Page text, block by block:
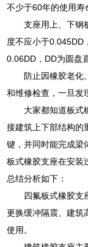
不少于60年的使用寿
支座用上、下钢
度不应小于0.045DD
0.06DD，DD为圆盘
防止因橡胶老化
和维修检查，一旦发
大家都知道板式
接建筑上下部结构的
键，并同时能完成梁
板式橡胶支座在安装
总结分析如下：
四氟板式橡胶支
更换缓冲隔震、建筑
使用。